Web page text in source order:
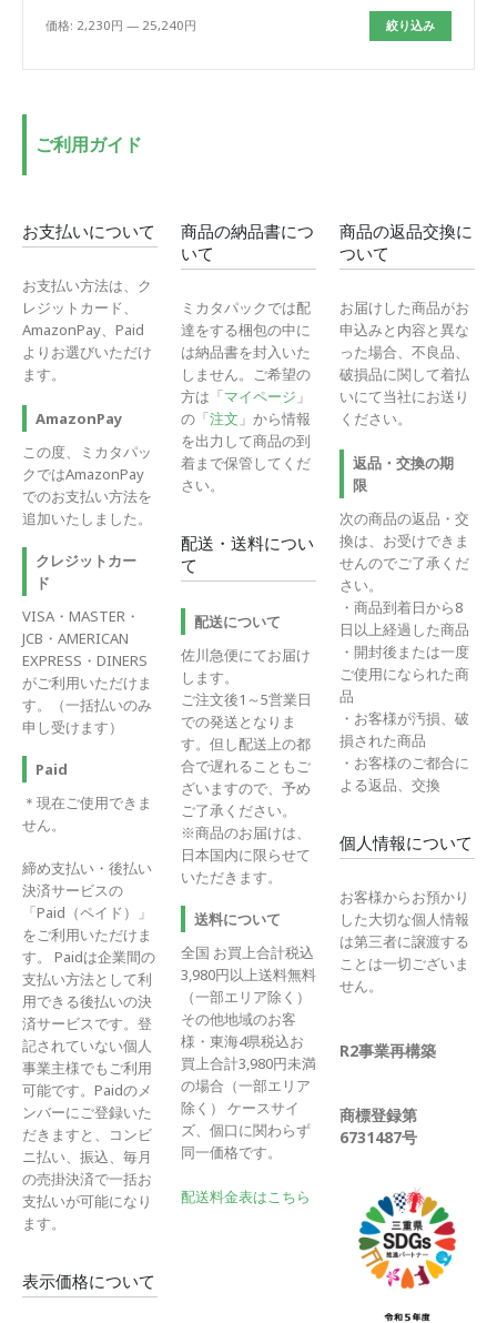
最
最
絞り込み
価格: 2,230円 — 25,240円
ご利用ガイド
お支払いについて
お支払い方法は、ク
レジットカード、
AmazonPay、Paid
よりお選びいただけ
ます。
AmazonPay
この度、ミカタパッ
クではAmazonPay
でのお支払い方法を
追加いたしました。
クレジットカー
ド
VISA・MASTER・
JCB・AMERICAN
EXPRESS・DINERS
がご利用いただけま
す。（一括払いのみ
申し受けます）
Paid
＊現在ご使用できま
せん。
締め支払い・後払い
決済サービスの
「Paid（ペイド）」
をご利用いただけま
す。 Paidは企業間の
支払い方法として利
用できる後払いの決
済サービスです。登
記されていない個人
事業主様でもご利用
可能です。Paidのメ
ンバーにご登録いた
だきますと、コンビ
ニ払い、振込、毎月
の売掛決済で一括お
支払いが可能になり
ます。
表示価格について
商品の納品書につ
いて
ミカタパックでは配
達をする梱包の中に
は納品書を封入いた
しません。ご希望の
方は「マイページ 」
の「注文 」から情報
を出力して商品の到
着まで保管してくだ
さい。
配送・送料につい
て
配送について
佐川急便にてお届け
します。
ご注文後1～5営業日
での発送となりま
す。但し配送上の都
合で遅れることもご
ざいますので、予め
ご了承ください。
※商品のお届けは、
日本国内に限らせて
いただきます。
送料について
全国 お買上合計税込
3,980円以上送料無料
（一部エリア除く）
その他地域のお客
様・東海4県税込お
買上合計3,980円未満
の場合（一部エリア
除く） ケースサイ
ズ、個口に関わらず
同一価格です。
配送料金表はこちら
商品の返品交換に
ついて
お届けした商品がお
申込みと内容と異な
った場合、不良品、
破損品に関して着払
いにて当社にお送り
ください。
返品・交換の期
限
次の商品の返品・交
換は、お受けできま
せんのでご了承くだ
さい。
・商品到着日から8
日以上経過した商品
・開封後または一度
ご使用になられた商
品
・お客様が汚損、破
損された商品
・お客様のご都合に
よる返品、交換
個人情報について
お客様からお預かり
した大切な個人情報
は第三者に譲渡する
ことは一切ございま
せん。
R2事業再構築
商標登録第
6731487号